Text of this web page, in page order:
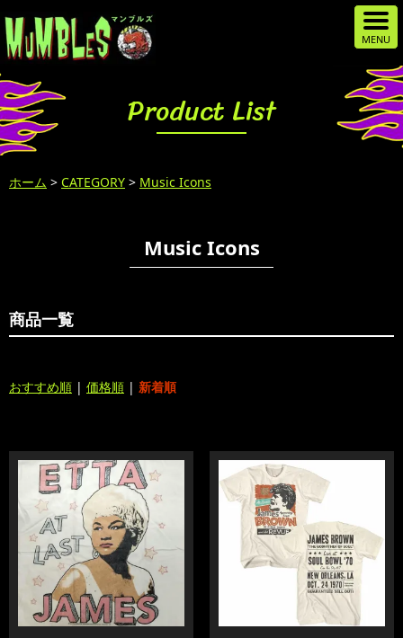
Product List
ホーム > CATEGORY > Music Icons
Music Icons
商品一覧
おすすめ順 | 価格順 | 新着順